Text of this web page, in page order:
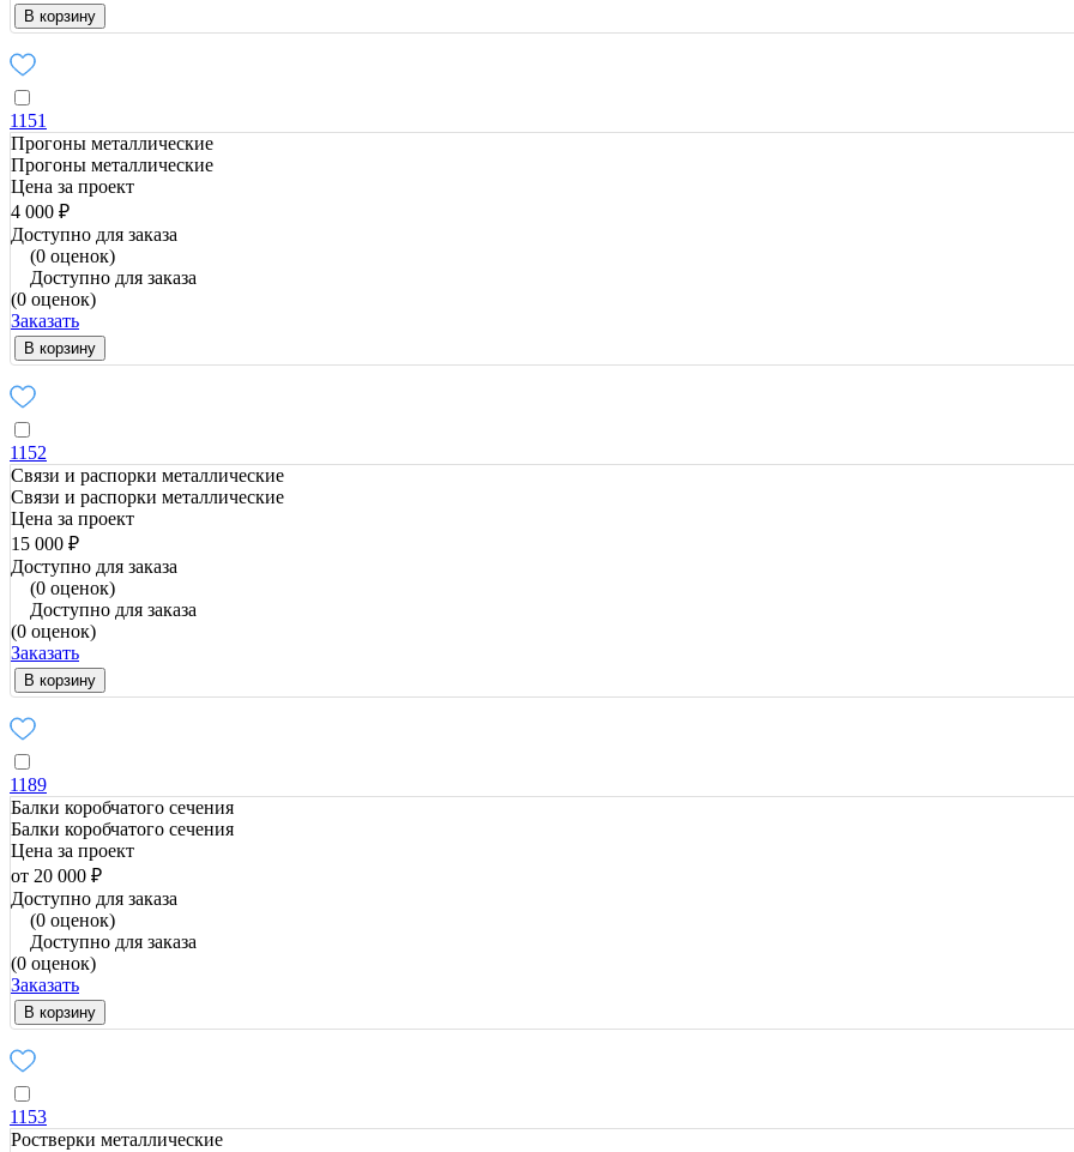
В корзину
1151
Прогоны металлические
Прогоны металлические
Цена за проект
4 000 ₽
Доступно для заказа
(0 оценок)
Доступно для заказа
(0 оценок)
Заказать
В корзину
1152
Связи и распорки металлические
Связи и распорки металлические
Цена за проект
15 000 ₽
Доступно для заказа
(0 оценок)
Доступно для заказа
(0 оценок)
Заказать
В корзину
1189
Балки коробчатого сечения
Балки коробчатого сечения
Цена за проект
от 20 000 ₽
Доступно для заказа
(0 оценок)
Доступно для заказа
(0 оценок)
Заказать
В корзину
1153
Ростверки металлические